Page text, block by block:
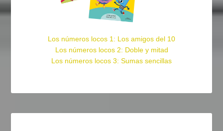
Los números locos 1: Los amigos del 10
Los números locos 2: Doble y mitad
Los números locos 3: Sumas sencillas